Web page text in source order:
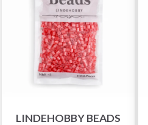
LINDEHOBBY BEADS